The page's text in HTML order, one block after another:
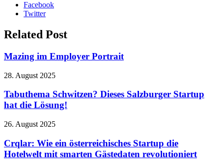
Facebook
Twitter
Related Post
Mazing im Employer Portrait
28. August 2025
Tabuthema Schwitzen? Dieses Salzburger Startup
hat die Lösung!
26. August 2025
Crqlar: Wie ein österreichisches Startup die
Hotelwelt mit smarten Gästedaten revolutioniert